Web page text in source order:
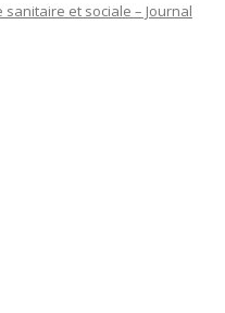
et sociale – Journal